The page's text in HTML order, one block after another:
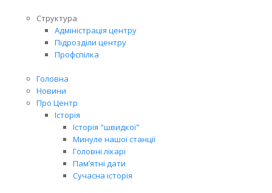
Структура
Адміністрація центру
Підрозділи центру
Профспілка
Головна
Новини
Про Центр
Історія
Історія "швидкої"
Минуле нашої станції
Головні лікарі
Пам’ятні дати
Сучасна історія